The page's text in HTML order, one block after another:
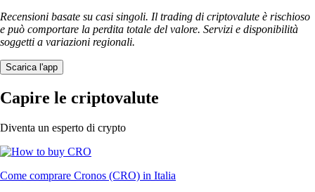
Recensioni basate su casi singoli. Il trading di criptovalute è rischioso
e può comportare la perdita totale del valore. Servizi e disponibilità
soggetti a variazioni regionali.
Scarica l'app
Capire le criptovalute
Diventa un esperto di crypto
Come comprare Cronos (CRO) in Italia